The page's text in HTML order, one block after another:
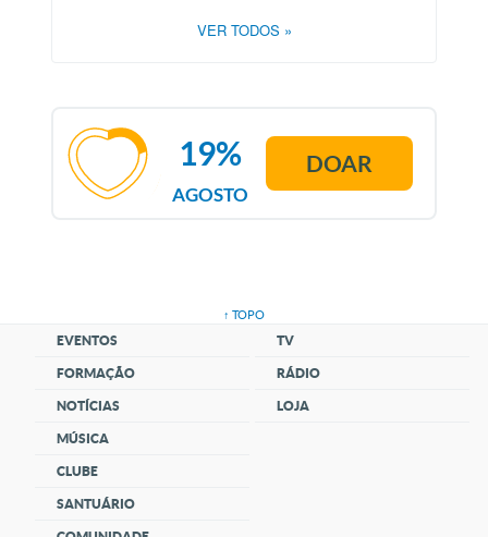
VER TODOS »
AGOSTO
19% DOAR
↑ TOPO
EVENTOS
FORMAÇÃO
NOTÍCIAS
MÚSICA
CLUBE
SANTUÁRIO
TV
RÁDIO
LOJA